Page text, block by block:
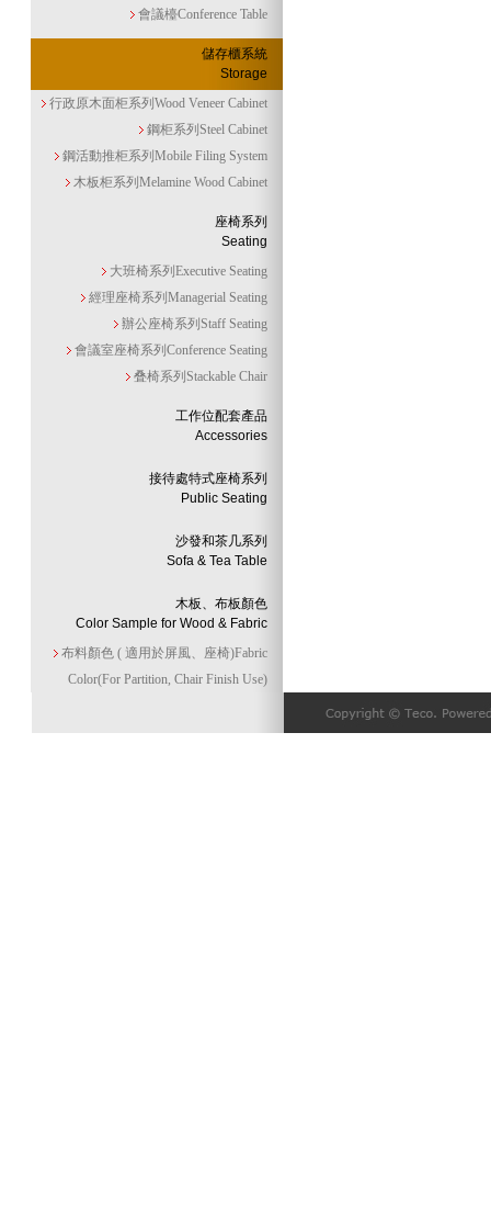
會議檯Conference Table
儲存櫃系統
Storage
行政原木面柜系列Wood Veneer Cabinet
鋼柜系列Steel Cabinet
鋼活動推柜系列Mobile Filing System
木板柜系列Melamine Wood Cabinet
座椅系列
Seating
大班椅系列Executive Seating
經理座椅系列Managerial Seating
辦公座椅系列Staff Seating
會議室座椅系列Conference Seating
叠椅系列Stackable Chair
工作位配套產品
Accessories
接待處特式座椅系列
Public Seating
沙發和茶几系列
Sofa & Tea Table
木板、布板顏色
Color Sample for Wood & Fabric
布料顏色 ( 適用於屏風、座椅)Fabric
Color(For Partition, Chair Finish Use)